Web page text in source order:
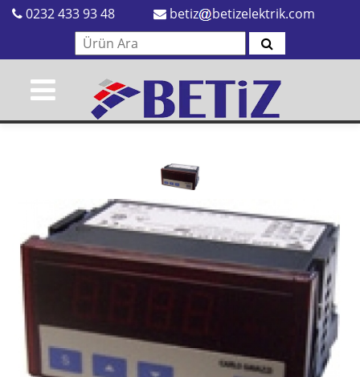
0232 433 93 48 betiz betizelektrik.com